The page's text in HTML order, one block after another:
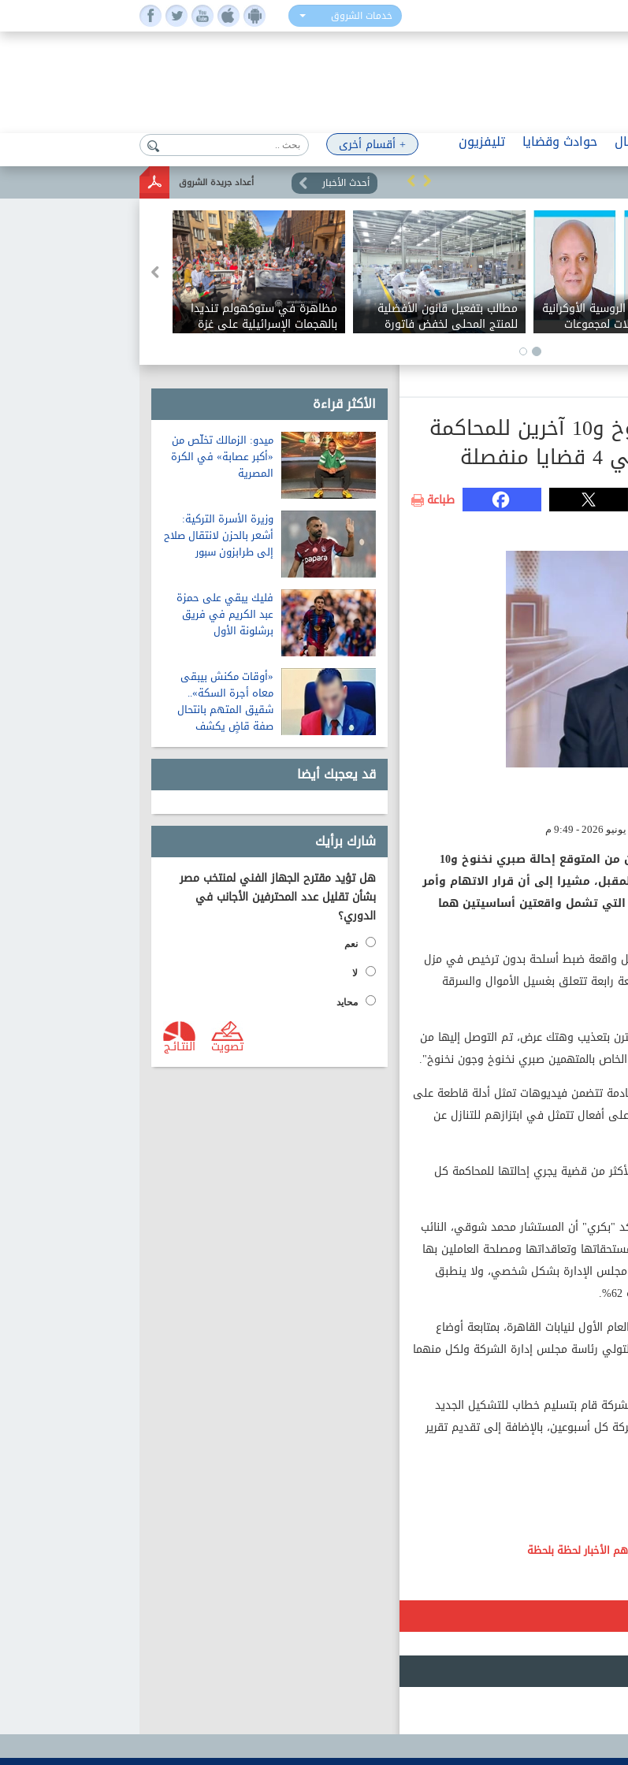
خدمات الشروق
+ أقسام أخرى حوادث وقضايا تليفزيون
أعداد جريدة الشروق أحدث الأخبار
الأوكرانية
لمجموعات
المصرى
مطالب بتفعيل قانون الأفضلية
للمنتج المحلى لخفض فاتورة
الواردات
مظاهرة في ستوكهولم تنديدا
بالهجمات الإسرائيلية على غزة
ولبنان: ضعوا حدا لنقص الغذاء..
الأكثر قراءة
ميدو: الزمالك تخلّص من
«أكبر عصابة» في الكرة
المصرية
وزيرة الأسرة التركية:
أشعر بالحزن لانتقال صلاح
إلى طرابزون سبور
فليك يبقي على حمزة
عبد الكريم في فريق
برشلونة الأول
«أوقات مكنش بيبقى
معاه أجرة السكة»..
شقيق المتهم بانتحال
صفة قاضٍ يكشف
تفاصيل عن حياته قبل
الواقعة
قد يعجبك أيضا
شارك برأيك
هل تؤيد مقترح الجهاز الفني لمنتخب مصر
بشأن تقليل عدد المحترفين الأجانب في
الدوري؟
نعم
لا
محايد
النتـائـج تصويت
مصطفى بكري: إحالة صبري نخنوخ و10 آخرين للمحاكمة
طباعة
كشف الإعلامي مصطفى بكري عضو مجلس النواب، إن من المتوقع إحالة صبري نخنوخ و10
مشيرا إلى أن قرار الاتهام وأمر
التي تشمل واقعتين أساسيتين هما
واقعة ضبط أسلحة بدون ترخيص في مزل
رابعة تتعلق بغسيل الأموال والسرقة
بتعذيب وهتك عرض، تم التوصل إليها من
بالمتهمين صبري نخنوخ وجون نخنوخ".
تتضمن فيديوهات تمثل أدلة قاطعة على
أفعال تتمثل في ابتزازهم للتنازل عن
من قضية يجري إحالتها للمحاكمة كل
"بكري" أن المستشار محمد شوقي، النائب
وتعاقداتها ومصلحة العاملين بها
الإدارة بشكل شخصي، ولا ينطبق
الأول لنيابات القاهرة، بمتابعة أوضاع
لتولي رئاسة مجلس إدارة الشركة ولكل منهما
قام بتسليم خطاب للتشكيل الجديد
كل أسبوعين، بالإضافة إلى تقديم تقرير